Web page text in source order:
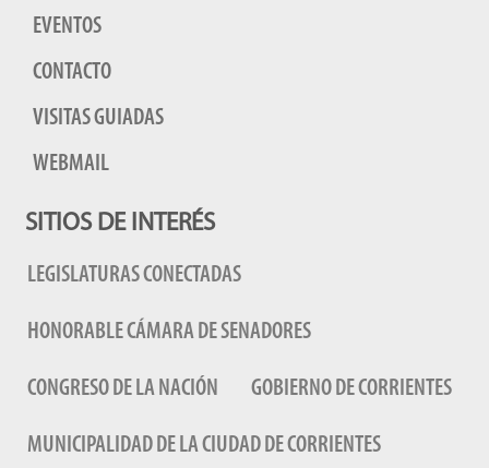
EVENTOS
CONTACTO
VISITAS GUIADAS
WEBMAIL
SITIOS DE INTERÉS
LEGISLATURAS CONECTADAS
HONORABLE CÁMARA DE SENADORES
CONGRESO DE LA NACIÓN GOBIERNO DE CORRIENTES
MUNICIPALIDAD DE LA CIUDAD DE CORRIENTES